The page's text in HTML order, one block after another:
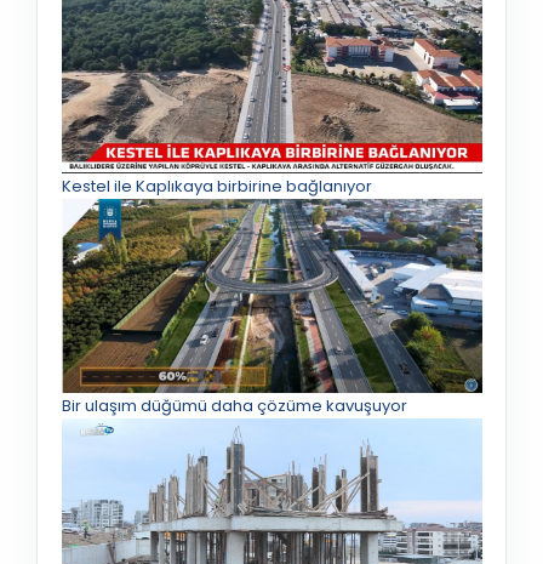
Kestel ile Kaplıkaya birbirine bağlanıyor
Bir ulaşım düğümü daha çözüme kavuşuyor